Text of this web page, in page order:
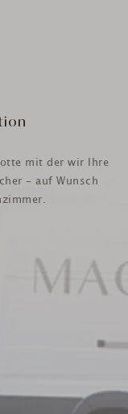
mit der wir Ihre
- auf Wunsch